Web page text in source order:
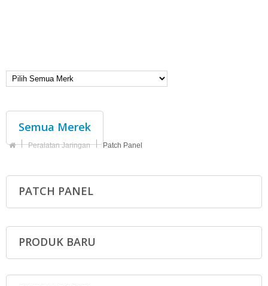
Semua Merek
Peralatan Jaringan Patch Panel
PATCH PANEL
PRODUK BARU